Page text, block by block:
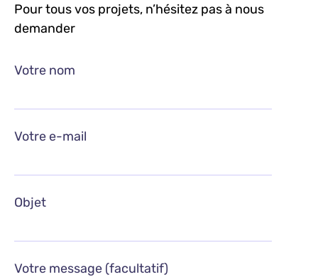
Pour tous vos projets, n’hésitez pas à nous
demander
Votre nom
Votre e-mail
Objet
Votre message (facultatif)